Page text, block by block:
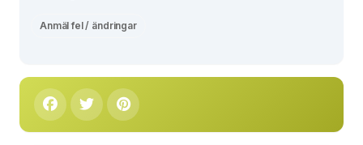
Anmäl fel / ändringar